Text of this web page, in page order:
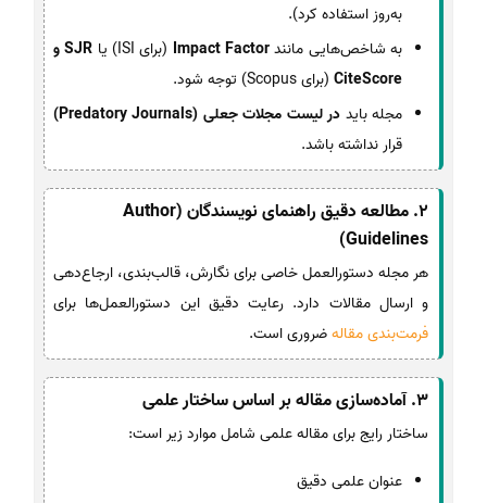
به‌روز استفاده کرد).
به شاخص‌هایی مانندImpact Factor (برای ISI) یا
SJR و
CiteScore (برای Scopus) توجه شود.
مجله باید در لیست مجلات جعلی (Predatory Journals)
قرار نداشته باشد.
2. مطالعه دقیق راهنمای نویسندگان (Author
Guidelines)
هر مجله دستورالعمل خاصی برای نگارش، قالب‌بندی، ارجاع‌دهی
و ارسال مقالات دارد. رعایت دقیق این دستورالعمل‌ها برای
فرمت‌بندی مقالهضروری است.
3. آماده‌سازی مقاله بر اساس ساختار علمی
ساختار رایج برای مقاله علمی شامل موارد زیر است:
عنوان علمی دقیق